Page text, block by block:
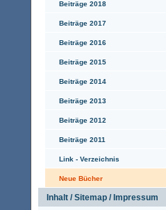
Beiträge 2018
Beiträge 2017
Beiträge 2016
Beiträge 2015
Beiträge 2014
Beiträge 2013
Beiträge 2012
Beiträge 2011
Link - Verzeichnis
Neue Bücher
Inhalt / Sitemap / Impressum